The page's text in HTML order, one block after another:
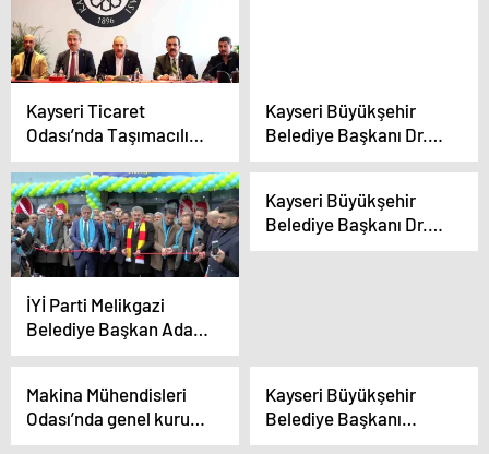
Danışma Meclis
Toplantısı’na katıldı
Kayseri Ticaret
Odası’nda Taşımacılık
Sektörü Sorunları
İstişare Edildi
Kayseri Büyükşehir
Belediye Başkanı Dr.
Memduh Büyükkılıç,
katıldı
İYİ Parti Melikgazi
Belediye Başkan Adayı
Sedat Kılınç’ın Seçim
Açıldı
Kayseri Büyükşehir
Belediye Başkanı Dr.
Memduh Büyükkılıç,
Makina Mühendisleri
Odası’nda genel kurul
heyecanı başladı
Kayseri Büyükşehir
Belediye Başkanı
Yozgatlı Vatandaşlarla